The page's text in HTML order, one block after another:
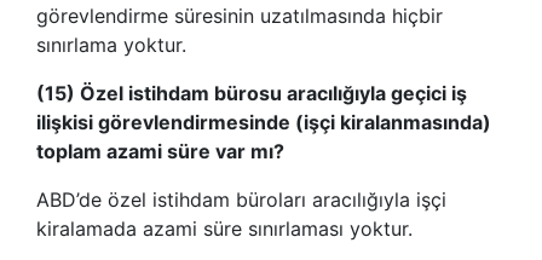
görevlendirme süresinin uzatılmasında hiçbir
sınırlama yoktur.
(15) Özel istihdam bürosu aracılığıyla geçici iş
ilişkisi görevlendirmesinde (işçi kiralanmasında)
toplam azami süre var mı?
ABD’de özel istihdam büroları aracılığıyla işçi
kiralamada azami süre sınırlaması yoktur.